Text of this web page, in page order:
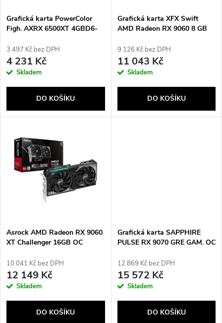
p
r
o
u
k
s
p
r
o
d
u
k
Grafická karta PowerColor
Figh. AXRX 6500XT 4GBD6-
3 497 Kč bez DPH
4 231 Kč
Skladem
DO KOŠÍKU
Grafická karta XFX Swift
AMD Radeon RX 9060 8 GB
9 126 Kč bez DPH
11 043 Kč
Skladem
DO KOŠÍKU
Asrock AMD Radeon RX 9060
XT Challenger 16GB OC
10 041 Kč bez DPH
12 149 Kč
Skladem
DO KOŠÍKU
Grafická karta SAPPHIRE
PULSE RX 9070 GRE GAM. OC
12 869 Kč bez DPH
15 572 Kč
Skladem
DO KOŠÍKU